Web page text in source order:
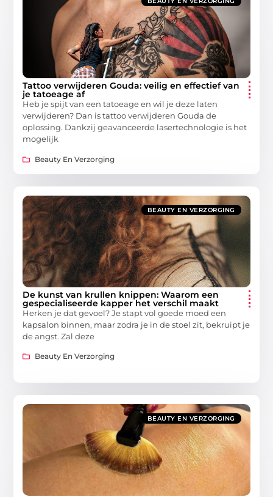
Tattoo verwijderen Gouda: veilig en effectief van
je tatoeage af
Heb je spijt van een tatoeage en wil je deze laten
verwijderen? Dan is tattoo verwijderen Gouda de
oplossing. Dankzij geavanceerde lasertechnologie is het
mogelijk
Beauty En Verzorging
BEAUTY EN VERZORGING
De kunst van krullen knippen: Waarom een
gespecialiseerde kapper het verschil maakt
Herken je dat gevoel? Je stapt vol goede moed een
kapsalon binnen, maar zodra je in de stoel zit, bekruipt je
de angst. Zal deze
Beauty En Verzorging
BEAUTY EN VERZORGING